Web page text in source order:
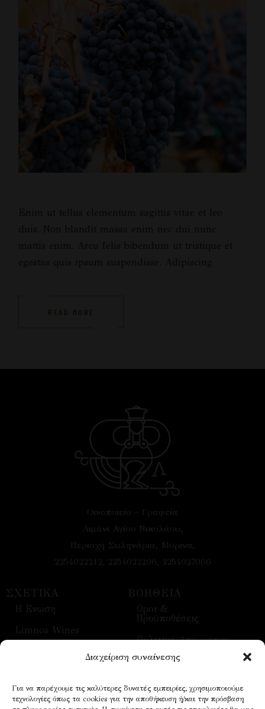
Διαχείριση συναίνεσης
Για να παρέχουμε τις καλύτερες δυνατές εμπειρίες, χρησιμοποιούμε
τεχνολογίες όπως τα cookies για την αποθήκευση ή/και την πρόσβαση
READ MORE
Οινοποιείο – Γραφεία
Λιμάνι Αγίου Νικολάου,
Περιοχή Σωληνάρια, Μύρινα,
2254022212, 2254022296, 2254027066
ΣΧΕΤΙΚΑ
H Ενωση
Limnos Wines
Οίνοι
ΒΟΗΘΕΙΑ
Οροι &
Προϋποθέσεις
Πολιτική Απορρήτου
Τρόποι Αποστολής
Επικοινωνία